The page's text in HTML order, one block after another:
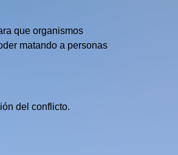
que organismos
matando a personas
del conflicto.